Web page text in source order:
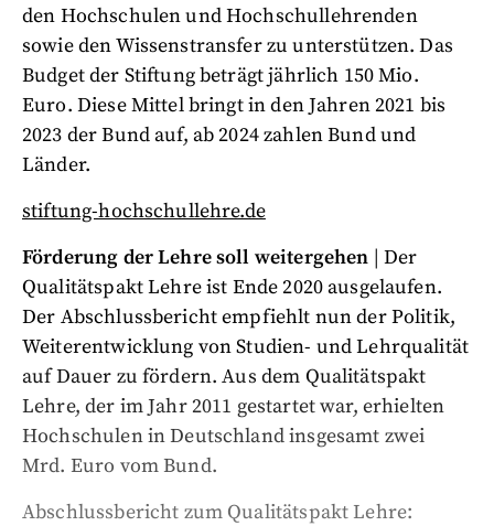
den Hochschulen und Hochschullehrenden
sowie den Wissenstransfer zu unterstützen. Das
Budget der Stiftung beträgt jährlich 150 Mio.
Euro. Diese Mittel bringt in den Jahren 2021 bis
2023 der Bund auf, ab 2024 zahlen Bund und
Länder.
stiftung-hochschullehre.de
Förderung der Lehre soll weitergehen | Der
Qualitätspakt Lehre ist Ende 2020 ausgelaufen.
Der Abschlussbericht empfiehlt nun der Politik,
Weiterentwicklung von Studien- und Lehrqualität
auf Dauer zu fördern. Aus dem Qualitätspakt
Lehre, der im Jahr 2011 gestartet war, erhielten
Hochschulen in Deutschland insgesamt zwei
Mrd. Euro vom Bund.
Abschlussbericht zum Qualitätspakt Lehre: